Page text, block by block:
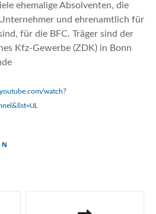
ehemalige Absolventen, die
und ehrenamtlich für
für die BFC. Träger sind der
Kfz-Gewerbe (ZDK) in Bonn
watch?